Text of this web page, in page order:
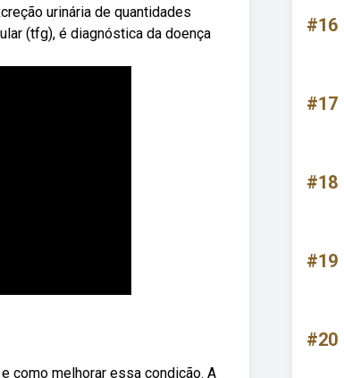
urinária de quantidades
(tfg), é diagnóstica da doença
como melhorar essa condição. A
#16
#17
#18
#19
#20